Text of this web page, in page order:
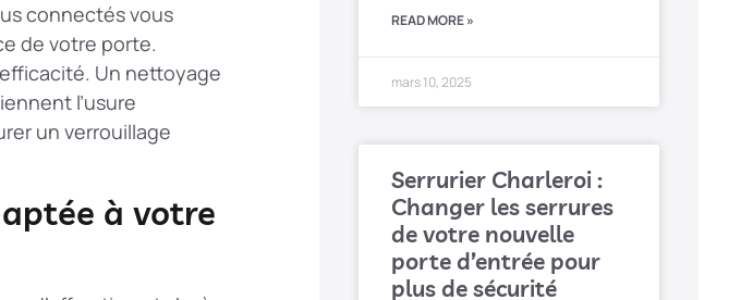
connectés vous
de votre porte.
Un nettoyage
l’usure
un verrouillage
à votre
READ MORE »
mars 10, 2025
Serrurier Charleroi :
Changer les serrures
de votre nouvelle
porte d’entrée pour
plus de sécurité